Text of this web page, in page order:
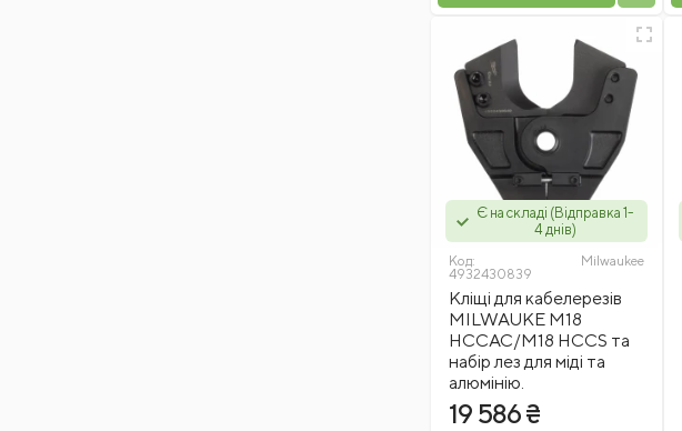
Є на складі (Відправка 1-
4 днів)
Код:
4932430839
Milwaukee
Кліщі для кабелерезів
MILWAUKE M18
HCCAC/M18 HCCS та
набір лез для міді та
алюмінію.
19 586 ₴